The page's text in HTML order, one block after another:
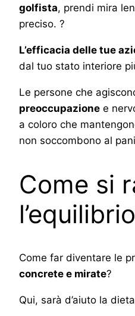
golfista, prendi mira
preciso. ?
L’efficacia delle tue
dal tuo stato interiore
Le persone che
preoccupazione e
a coloro che
non soccombono al
Come si
Come far diventare le
concrete e mirate?
Qui, sarà d’aiuto la